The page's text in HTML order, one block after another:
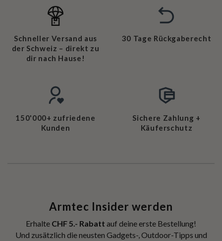
Schneller Versand aus
der Schweiz – direkt zu
dir nach Hause!
30 Tage Rückgaberecht
150'000+ zufriedene
Kunden
Sichere Zahlung +
Käuferschutz
Armtec Insider werden
Erhalte CHF 5.- Rabatt auf deine erste Bestellung!
Und zusätzlich die neusten Gadgets-, Outdoor-Tipps und